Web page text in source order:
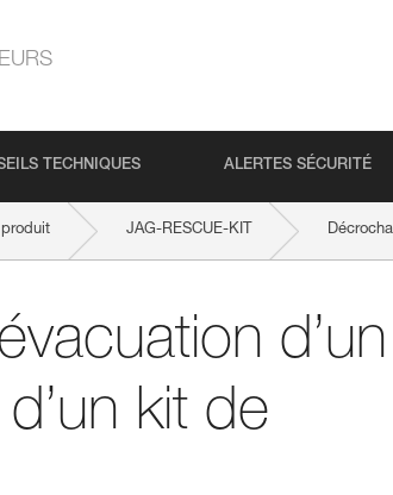
TECHNIQUES ALERTES SÉCURITÉ
JAG-RESCUE-KIT
d’un
kit de